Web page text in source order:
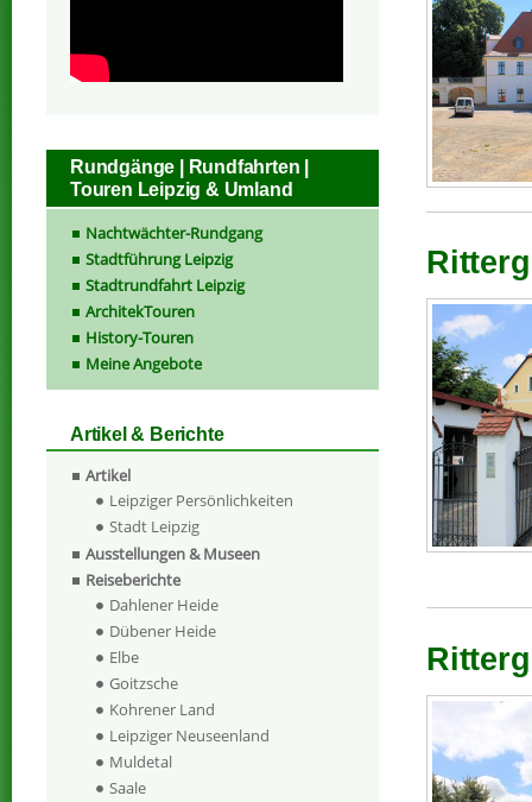
Rundgänge | Rundfahrten |
Touren Leipzig & Umland
Nachtwächter-Rundgang
Stadtführung Leipzig
Stadtrundfahrt Leipzig
ArchitekTouren
History-Touren
Meine Angebote
Artikel & Berichte
Artikel
Leipziger Persönlichkeiten
Stadt Leipzig
Ausstellungen & Museen
Reiseberichte
Dahlener Heide
Dübener Heide
Elbe
Goitzsche
Kohrener Land
Leipziger Neuseenland
Muldetal
Saale